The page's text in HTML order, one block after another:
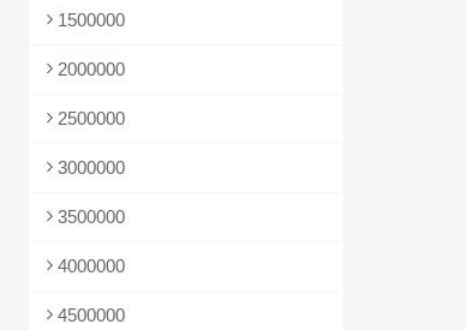
1500000
2000000
2500000
3000000
3500000
4000000
4500000